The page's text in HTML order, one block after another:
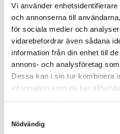
Vi använder
och annonserna till
för sociala medier och
vidarebefordrar även sådana
information från din enhet till
annons- och analysföretag
Dessa kan i sin tur kombinera
information som du har
samlat in när du har använt
Nödvändig
Andra köpte även
Bildgalleri för